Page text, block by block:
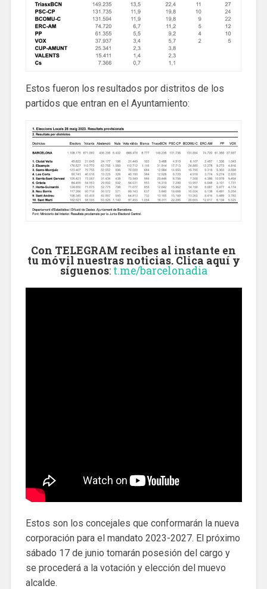
Estos fueron los resultados por distritos de los
partidos que entran en el Ayuntamiento:
Con TELEGRAM recibes al instante en
tu móvil nuestras noticias. Clica aquí y
síguenos: t.me/barcelonadia
Estos son los concejales que conformarán la nueva
corporación para el mandato 2023-2027. El próximo
sábado 17 de junio tomarán posesión del cargo y
se procederá a la votación y elección del muevo
alcalde.